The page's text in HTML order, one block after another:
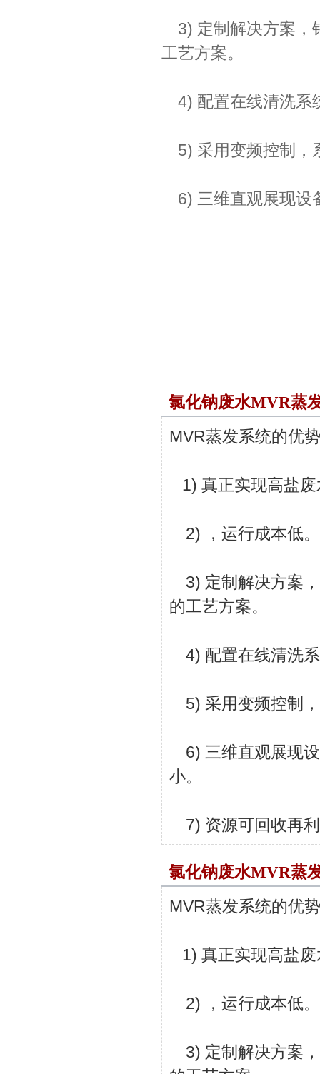
3) 定制解决方案，
工艺方案。
4) 配置在线清洗系
5) 采用变频控制，
6) 三维直观展现设
氯化钠废水MVR蒸
MVR蒸发系统的优
1) 真正实现高盐废
2) ，运行成本低。
3) 定制解决方案
的工艺方案。
4) 配置在线清洗
5) 采用变频控制
6) 三维直观展现
小。
7) 资源可回收再
氯化钠废水MVR蒸
MVR蒸发系统的优
1) 真正实现高盐废
2) ，运行成本低。
3) 定制解决方案